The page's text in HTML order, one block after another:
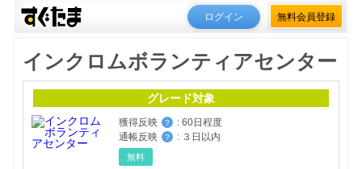
ログイン 無料会員登録
インクロムボランティアセンター
グレード対象
獲得反映 ？ : 60日程度
通帳反映
？ : ３日以内
無料